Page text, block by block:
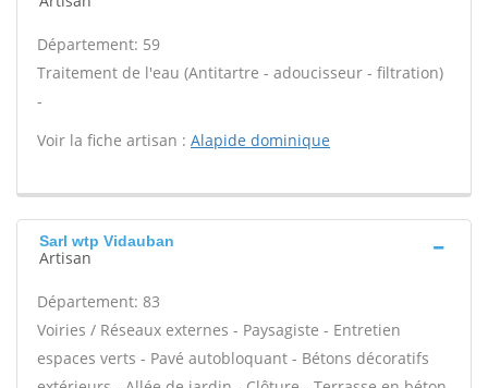
Département: 59
Traitement de l'eau (Antitartre - adoucisseur - filtration)
-
Voir la fiche artisan : Alapide dominique
Sarl wtp Vidauban
Artisan
Département: 83
Voiries / Réseaux externes - Paysagiste - Entretien
espaces verts - Pavé autobloquant - Bétons décoratifs